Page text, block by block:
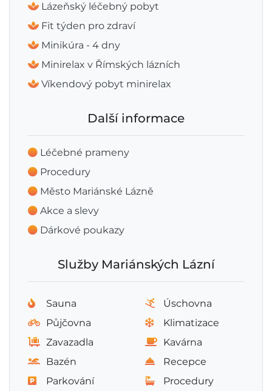
Lázeňský léčebný pobyt
Fit týden pro zdraví
Minikúra - 4 dny
Minirelax v Římských lázních
Víkendový pobyt minirelax
Další informace
Léčebné prameny
Procedury
Město Mariánské Lázně
Akce a slevy
Dárkové poukazy
Služby Mariánských Lázní
Sauna
Úschovna
Půjčovna
Klimatizace
Zavazadla
Kavárna
Bazén
Recepce
Parkování
Procedury